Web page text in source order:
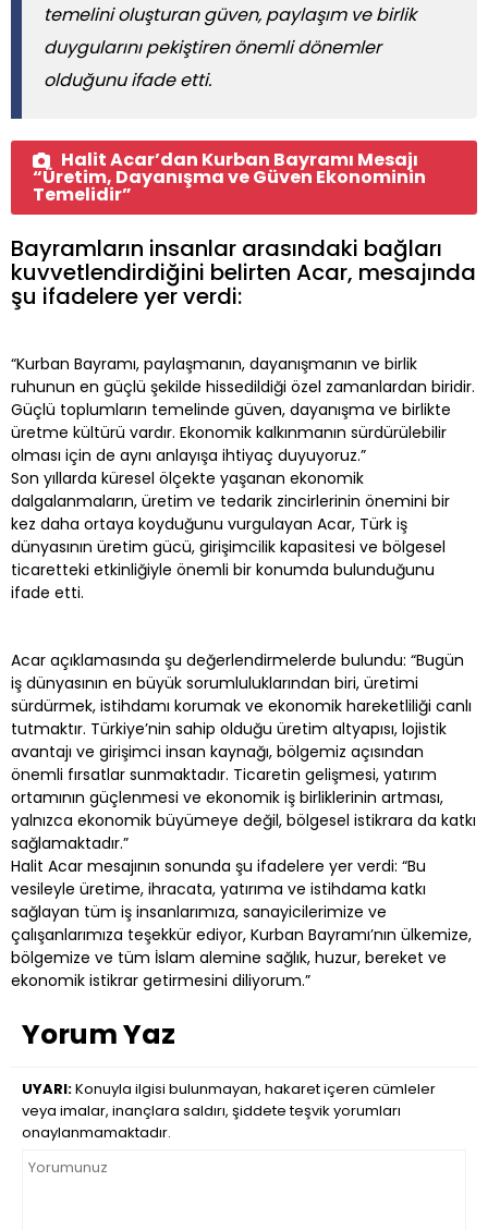
temelini oluşturan güven, paylaşım ve birlik
duygularını pekiştiren önemli dönemler
olduğunu ifade etti.
Halit Acar’dan Kurban Bayramı Mesajı
“Üretim, Dayanışma ve Güven Ekonominin
Temelidir”
Bayramların insanlar arasındaki bağları
kuvvetlendirdiğini belirten Acar, mesajında
şu ifadelere yer verdi:
“Kurban Bayramı, paylaşmanın, dayanışmanın ve birlik
ruhunun en güçlü şekilde hissedildiği özel zamanlardan biridir.
Güçlü toplumların temelinde güven, dayanışma ve birlikte
üretme kültürü vardır. Ekonomik kalkınmanın sürdürülebilir
olması için de aynı anlayışa ihtiyaç duyuyoruz.”
Son yıllarda küresel ölçekte yaşanan ekonomik
dalgalanmaların, üretim ve tedarik zincirlerinin önemini bir
kez daha ortaya koyduğunu vurgulayan Acar, Türk iş
dünyasının üretim gücü, girişimcilik kapasitesi ve bölgesel
ticaretteki etkinliğiyle önemli bir konumda bulunduğunu
ifade etti.
Acar açıklamasında şu değerlendirmelerde bulundu: “Bugün
iş dünyasının en büyük sorumluluklarından biri, üretimi
sürdürmek, istihdamı korumak ve ekonomik hareketliliği canlı
tutmaktır. Türkiye’nin sahip olduğu üretim altyapısı, lojistik
avantajı ve girişimci insan kaynağı, bölgemiz açısından
önemli fırsatlar sunmaktadır. Ticaretin gelişmesi, yatırım
ortamının güçlenmesi ve ekonomik iş birliklerinin artması,
yalnızca ekonomik büyümeye değil, bölgesel istikrara da katkı
sağlamaktadır.”
Halit Acar mesajının sonunda şu ifadelere yer verdi: “Bu
vesileyle üretime, ihracata, yatırıma ve istihdama katkı
sağlayan tüm iş insanlarımıza, sanayicilerimize ve
çalışanlarımıza teşekkür ediyor, Kurban Bayramı’nın ülkemize,
bölgemize ve tüm İslam alemine sağlık, huzur, bereket ve
ekonomik istikrar getirmesini diliyorum.”
Yorum Yaz
UYARI:Konuyla ilgisi bulunmayan, hakaret içeren cümleler
veya imalar, inançlara saldırı, şiddete teşvik yorumları
onaylanmamaktadır.